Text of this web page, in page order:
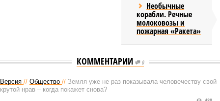
Необычные
корабли. Речные
молоковозы и
пожарная «Ракета»
КОММЕНТАРИИ 0
Версия // Общество // Земля уже не раз показывала человечеству свой
крутой нрав – когда покажет снова?